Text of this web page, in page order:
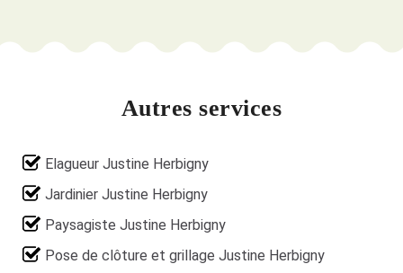
Autres services
Elagueur Justine Herbigny
Jardinier Justine Herbigny
Paysagiste Justine Herbigny
Pose de clôture et grillage Justine Herbigny